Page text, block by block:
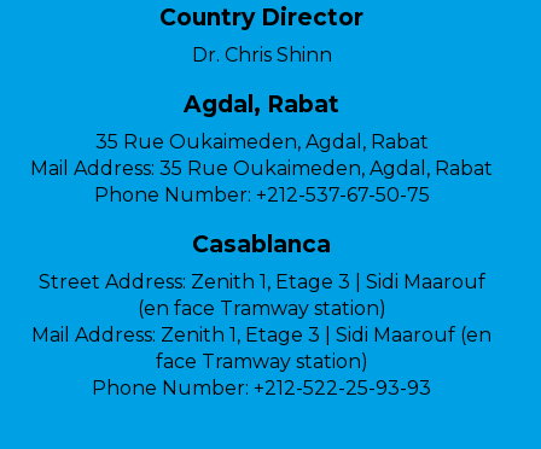
Country Director
Dr. Chris Shinn
Agdal, Rabat
35 Rue Oukaimeden, Agdal, Rabat
Mail Address: 35 Rue Oukaimeden, Agdal, Rabat
Phone Number: +212-537-67-50-75
Casablanca
Street Address: Zenith 1, Etage 3 | Sidi Maarouf
(en face Tramway station)
Mail Address: Zenith 1, Etage 3 | Sidi Maarouf (en
face Tramway station)
Phone Number: +212-522-25-93-93